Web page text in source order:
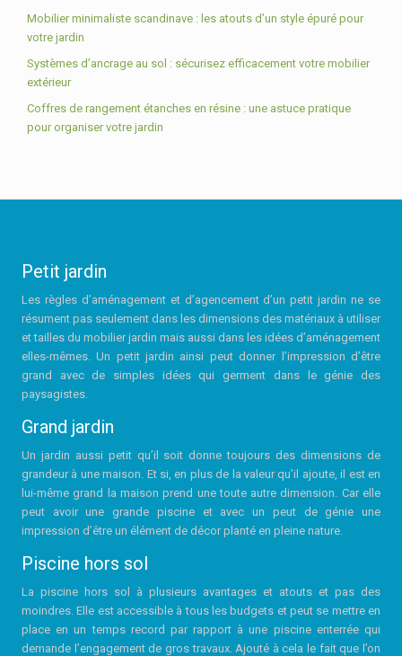
Mobilier minimaliste scandinave : les atouts d’un style épuré pour
votre jardin
Systèmes d’ancrage au sol : sécurisez efficacement votre mobilier
extérieur
Coffres de rangement étanches en résine : une astuce pratique
pour organiser votre jardin
Petit jardin
Les règles d’aménagement et d’agencement d’un petit jardin ne se
résument pas seulement dans les dimensions des matériaux à utiliser
et tailles du mobilier jardin mais aussi dans les idées d’aménagement
elles-mêmes. Un petit jardin ainsi peut donner l’impression d’être
grand avec de simples idées qui germent dans le génie des
paysagistes.
Grand jardin
Un jardin aussi petit qu’il soit donne toujours des dimensions de
grandeur à une maison. Et si, en plus de la valeur qu’il ajoute, il est en
lui-même grand la maison prend une toute autre dimension. Car elle
peut avoir une grande piscine et avec un peut de génie une
impression d’être un élément de décor planté en pleine nature.
Piscine hors sol
La piscine hors sol à plusieurs avantages et atouts et pas des
moindres. Elle est accessible à tous les budgets et peut se mettre en
place en un temps record par rapport à une piscine enterrée qui
demande l’engagement de gros travaux. Ajouté à cela le fait que l’on